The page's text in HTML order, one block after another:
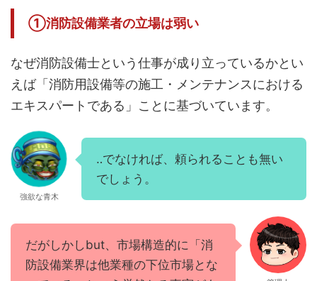
①消防設備業者の立場は弱い
なぜ消防設備士という仕事が成り立っているかとい
えば「消防用設備等の施工・メンテナンスにおける
エキスパートである」ことに基づいています。
強欲な青木
‥でなければ、頼られることも無い
でしょう。
だがしかしbut、市場構造的に「消
防設備業界は他業種の下位市場とな